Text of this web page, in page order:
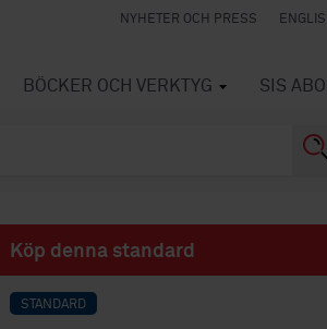
NYHETER OCH PRESS
BÖCKER OCH VERKTYG SIS
Köp denna standard
STANDARD